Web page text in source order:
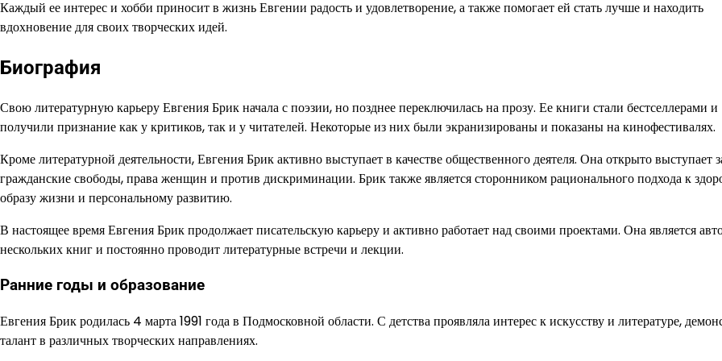
Каждый ее интерес и хобби приносит в жизнь Евгении радость и удовлетворение, а также помогает ей стать лучше и находить
вдохновение для своих творческих идей.
Биография
Свою литературную карьеру Евгения Брик начала с поэзии, но позднее переключилась на прозу. Ее книги стали бестселлерами и
получили признание как у критиков, так и у читателей. Некоторые из них были экранизированы и показаны на кинофестивалях.
Кроме литературной деятельности, Евгения Брик активно выступает в качестве общественного деятеля. Она открыто выступает
гражданские свободы, права женщин и против дискриминации. Брик также является сторонником рационального подхода к
образу жизни и персональному развитию.
В настоящее время Евгения Брик продолжает писательскую карьеру и активно работает над своими проектами. Она является
нескольких книг и постоянно проводит литературные встречи и лекции.
Ранние годы и образование
Евгения Брик родилась 4 марта 1991 года в Подмосковной области. С детства проявляла интерес к искусству и литературе,
талант в различных творческих направлениях.